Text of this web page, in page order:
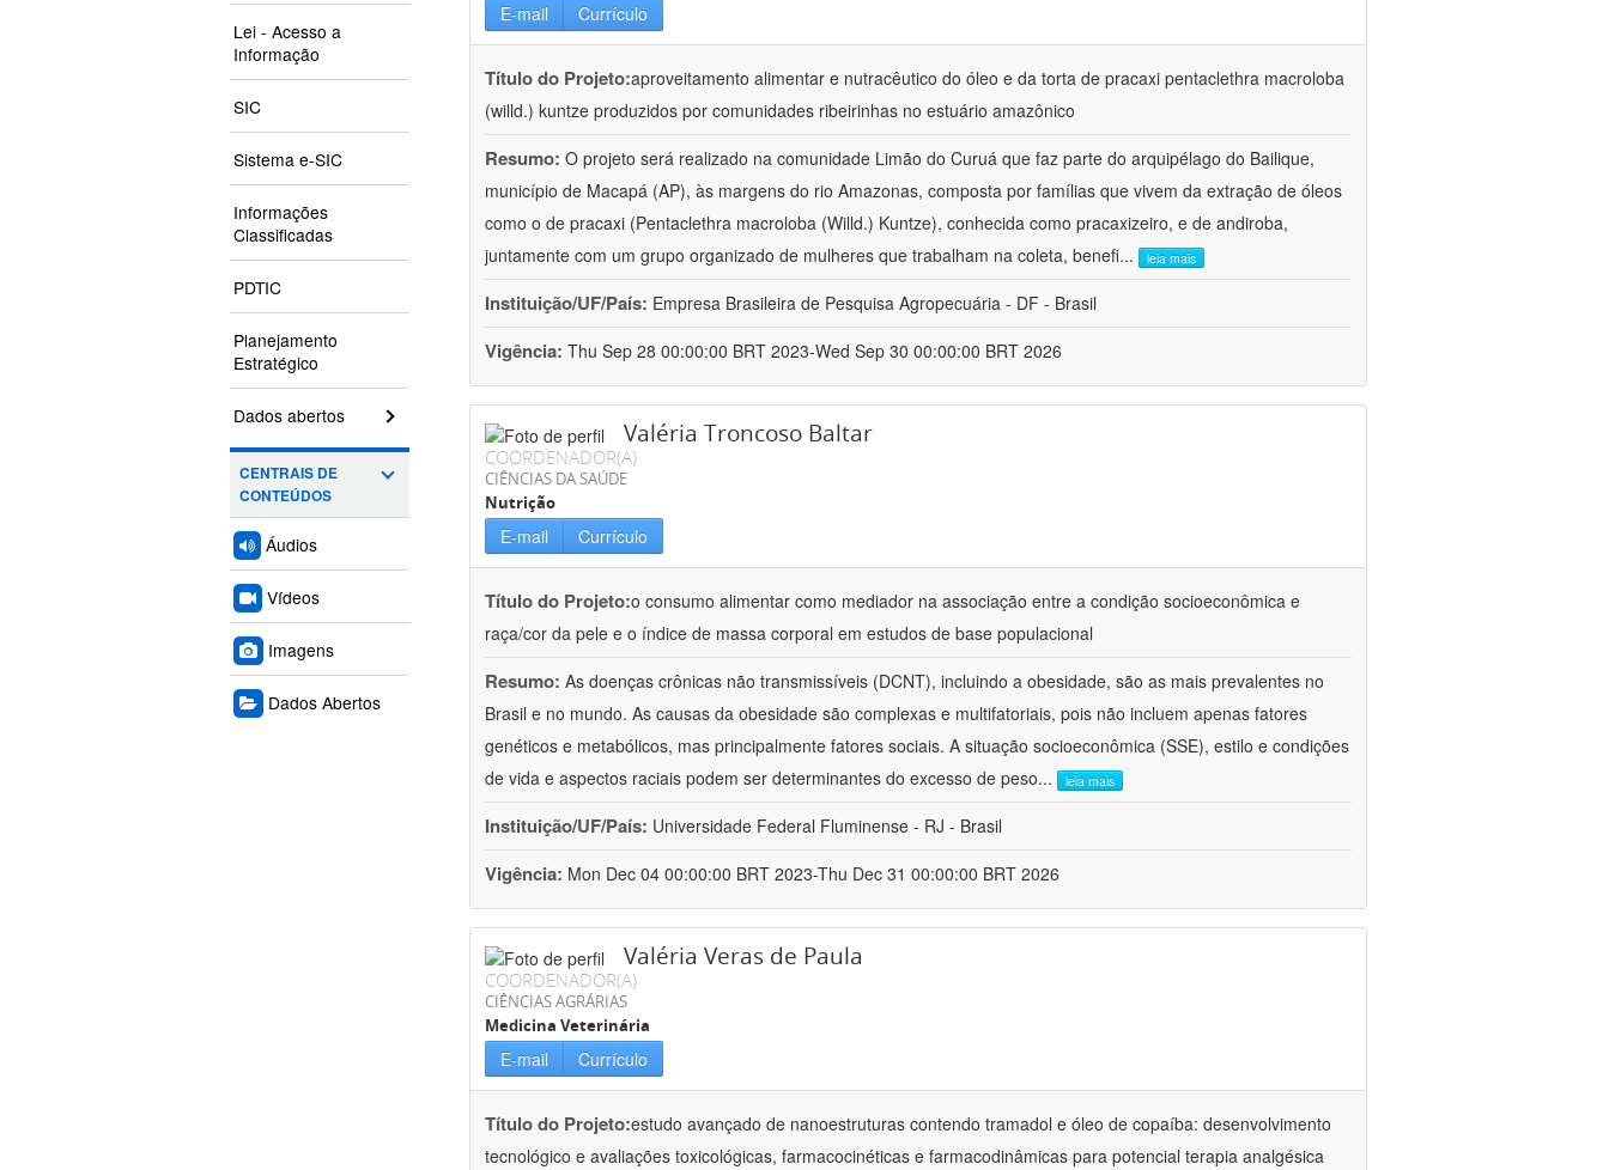
Lei - Acesso a
Informação
SIC
Sistema e-SIC
Informações
Classificadas
PDTIC
Planejamento
Estratégico
Dados abertos
CENTRAIS DE
CONTEÚDOS
Áudios
Vídeos
Imagens
Dados Abertos
E-mail Currículo
Título do Projeto:aproveitamento alimentar e nutracêutico do óleo e da torta de pracaxi pentaclethra macroloba
(willd.) kuntze produzidos por comunidades ribeirinhas no estuário amazônico
Resumo: O projeto será realizado na comunidade Limão do Curuá que faz parte do arquipélago do Bailique,
município de Macapá (AP), às margens do rio Amazonas, composta por famílias que vivem da extração de óleos
como o de pracaxi (Pentaclethra macroloba (Willd.) Kuntze), conhecida como pracaxizeiro, e de andiroba,
juntamente com um grupo organizado de mulheres que trabalham na coleta, benefi... leia mais
Instituição/UF/País: Empresa Brasileira de Pesquisa Agropecuária - DF - Brasil
Vigência: Thu Sep 28 00:00:00 BRT 2023-Wed Sep 30 00:00:00 BRT 2026
Valéria Troncoso Baltar
COORDENADOR(A)
CIÊNCIAS DA SAÚDE
Nutrição
E-mail Currículo
Título do Projeto:o consumo alimentar como mediador na associação entre a condição socioeconômica e
raça/cor da pele e o índice de massa corporal em estudos de base populacional
Resumo: As doenças crônicas não transmissíveis (DCNT), incluindo a obesidade, são as mais prevalentes no
Brasil e no mundo. As causas da obesidade são complexas e multifatoriais, pois não incluem apenas fatores
genéticos e metabólicos, mas principalmente fatores sociais. A situação socioeconômica (SSE), estilo e condições
de vida e aspectos raciais podem ser determinantes do excesso de peso... leia mais
Instituição/UF/País: Universidade Federal Fluminense - RJ - Brasil
Vigência: Mon Dec 04 00:00:00 BRT 2023-Thu Dec 31 00:00:00 BRT 2026
Valéria Veras de Paula
COORDENADOR(A)
CIÊNCIAS AGRÁRIAS
Medicina Veterinária
E-mail Currículo
Título do Projeto:estudo avançado de nanoestruturas contendo tramadol e óleo de copaíba: desenvolvimento
tecnológico e avaliações toxicológicas, farmacocinéticas e farmacodinâmicas para potencial terapia analgésica